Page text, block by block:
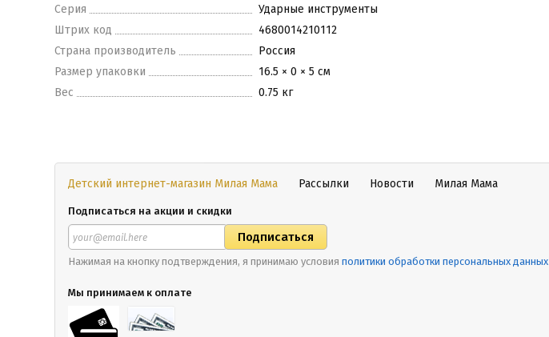
Серия
Ударные инструменты
Штрих код
4680014210112
Страна производитель
Россия
Размер упаковки
16.5 × 0 × 5 см
Вес
0.75 кг
Детский интернет-магазин Милая Мама Рассылки Новости Милая Мама
Подписаться на акции и скидки
Нажимая на кнопку подтверждения, я принимаю условия политики обработки персональных данных
Мы принимаем к оплате